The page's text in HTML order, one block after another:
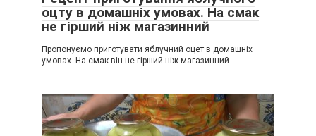
оцту в домашніх умовах. На смак
не гірший ніж магазинний
Пропонуємо приготувати яблучний оцет в домашніх
умовах. На смак він не гірший ніж магазинний.